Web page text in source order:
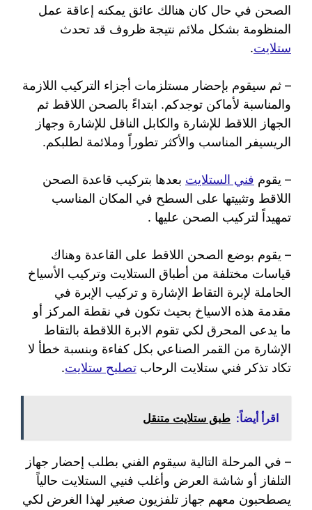
الصحن في حال كان هنالك عائق يمكنه إعاقة عمل
المنظومة بشكل ملائم نتيجة ظروف قد تحدث
ستلايت.
– ثم سيقوم بإحضار مستلزمات أجزاء التركيب اللازمة
والمناسبة لأماكن توجدكم. ابتداءً بالصحن اللاقط ثم
الجهاز اللاقط للإشارة والكابل الناقل للإشارة وجهاز
الريسيفر المناسب والأكثر تطوراً وملائمة لطلبكم.
– يقوم فني الستلايت بعدها بتركيب قاعدة الصحن
اللاقط وتثبيتها على السطح في المكان المناسب
تمهيداً لتركيب الصحن عليها .
– يقوم بوضع الصحن اللاقط على القاعدة وهناك
قياسات مختلفة من أطباق الستلايت وتركيب الأسياخ
الحاملة لإبرة التقاط الإشارة و تركيب الإبرة في
مقدمة هذه الاسياخ بحيث تكون في نقطة المركز أو
ما يدعى المحرق لكي تقوم الابرة اللاقطة بالتقاط
الإشارة من القمر الصناعي بكل كفاءة وبنسبة خطأ لا
تكاد تذكر فني ستلايت الرحاب تصليح ستلايت.
اقرأ أيضاً: طبق ستلايت متنقل
– في المرحلة التالية سيقوم الفني بطلب إحضار جهاز
التلفاز أو شاشة العرض وأغلب فنيي الستلايت حالياً
يصطحبون معهم جهاز تلفزيون صغير لهذا الغرض لكي